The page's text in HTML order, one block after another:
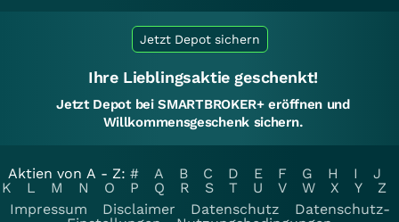
Jetzt Depot sichern
Ihre Lieblingsaktie geschenkt!
Jetzt Depot bei SMARTBROKER+ eröffnen und
Willkommensgeschenk sichern.
Aktien von A - Z: # A B C D E F G H I
J
K
L M N O P Q R S T U V W X Y
Z
Impressum
Disclaimer Datenschutz
Datenschutz-